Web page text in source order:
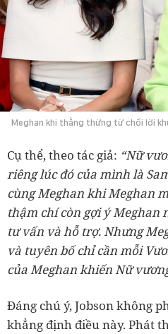
Meghan khi thẳng thừng từ chối lời
Cụ thể, theo tác giả: “Nữ
riêng lúc đó của mình là
cùng Meghan khi Meghan
thậm chí còn gợi ý Meghan
tư vấn và hỗ trợ. Nhưng
và tuyên bố chỉ cần mỗi
của Meghan khiến Nữ
Đáng chú ý, Jobson không
khẳng định điều này. Phát